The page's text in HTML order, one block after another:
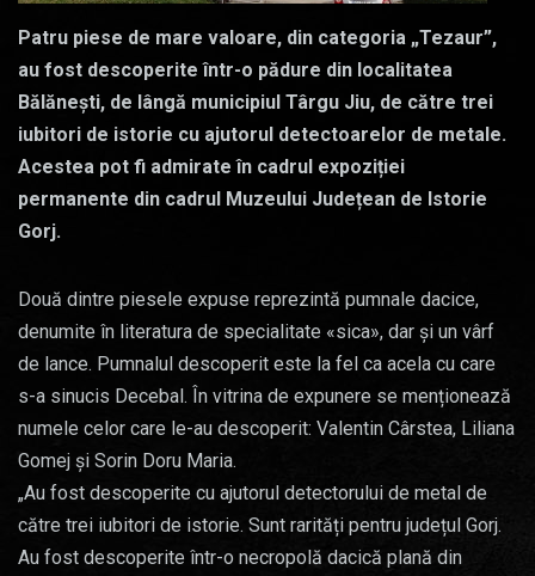
Patru piese de mare valoare, din categoria „Tezaur”,
au fost descoperite într-o pădure din localitatea
Bălănești, de lângă municipiul Târgu Jiu, de către trei
iubitori de istorie cu ajutorul detectoarelor de metale.
Acestea pot fi admirate în cadrul expoziției
permanente din cadrul Muzeului Județean de Istorie
Gorj.
Două dintre piesele expuse reprezintă pumnale dacice,
denumite în literatura de specialitate «sica», dar și un vârf
de lance. Pumnalul descoperit este la fel ca acela cu care
s-a sinucis Decebal. În vitrina de expunere se menționează
numele celor care le-au descoperit: Valentin Cârstea, Liliana
Gomej și Sorin Doru Maria.
„Au fost descoperite cu ajutorul detectorului de metal de
către trei iubitori de istorie. Sunt rarități pentru județul Gorj.
Au fost descoperite într-o necropolă dacică plană din